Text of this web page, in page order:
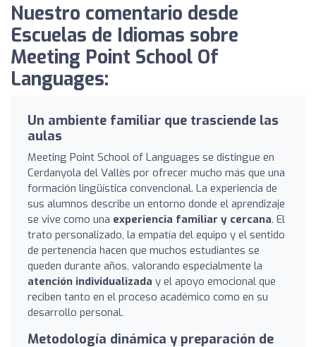
Nuestro comentario desde
Escuelas de Idiomas sobre
Meeting Point School Of
Languages:
Un ambiente familiar que trasciende las
aulas
Meeting Point School of Languages se distingue en
Cerdanyola del Vallès por ofrecer mucho más que una
formación lingüística convencional. La experiencia de
sus alumnos describe un entorno donde el aprendizaje
se vive como una experiencia familiar y cercana. El
trato personalizado, la empatía del equipo y el sentido
de pertenencia hacen que muchos estudiantes se
queden durante años, valorando especialmente la
atención individualizada y el apoyo emocional que
reciben tanto en el proceso académico como en su
desarrollo personal.
Metodología dinámica y preparación de